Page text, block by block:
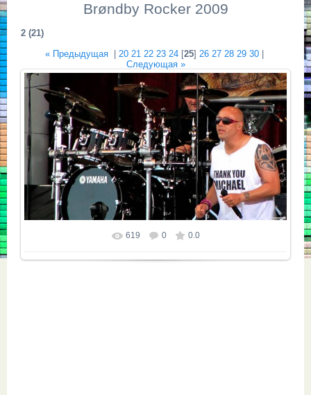
Brøndby Rocker 2009
2 (21)
« Предыдущая| 20 21 22 23 24[25] 26 27 28 29 30|
Следующая »
Размер фотографии: 2458x1383
619 0 0.0